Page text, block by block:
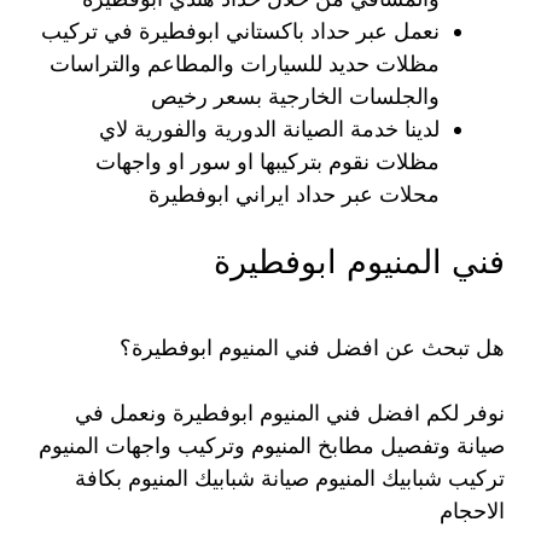
نعمل عبر حداد باكستاني ابوفطيرة في تركيب
مظلات حديد للسيارات والمطاعم والتراسات
والجلسات الخارجية بسعر رخيص
لدينا خدمة الصيانة الدورية والفورية لاي
مظلات نقوم بتركيبها او سور او واجهات
محلات عبر حداد ايراني ابوفطيرة
فني المنيوم ابوفطيرة
هل تبحث عن افضل فني المنيوم ابوفطيرة؟
نوفر لكم افضل فني المنيوم ابوفطيرة ونعمل في
صيانة وتفصيل مطابخ المنيوم وتركيب واجهات المنيوم
تركيب شبابيك المنيوم صيانة شبابيك المنيوم بكافة
الاحجام